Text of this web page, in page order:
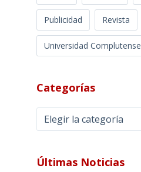
Publicidad Revista
Universidad Complutense
Categorías
Categorías
Últimas Noticias